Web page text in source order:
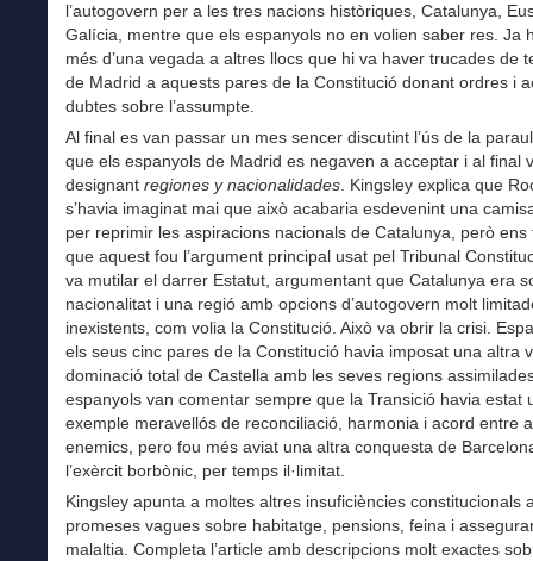
l’autogovern per a les tres nacions històriques, Catalunya,
Galícia, mentre que els espanyols no en volien saber res. Ja
més d’una vegada a altres llocs que hi va haver trucades de
de Madrid a aquests pares de la Constitució donant ordres i
dubtes sobre l’assumpte.
Al final es van passar un mes sencer discutint l’ús de la
que els espanyols de Madrid es negaven a acceptar i al final
designant regiones y nacionalidades . Kingsley explica que
s’havia imaginat mai que això acabaria esdevenint una
per reprimir les aspiracions nacionals de Catalunya, però ens
que aquest fou l’argument principal usat pel Tribunal
va mutilar el darrer Estatut, argumentant que Catalunya era
nacionalitat i una regió amb opcions d’autogovern molt
inexistents, com volia la Constitució. Això va obrir la crisi.
els seus cinc pares de la Constitució havia imposat una altra
dominació total de Castella amb les seves regions
espanyols van comentar sempre que la Transició havia estat
exemple meravellós de reconciliació, harmonia i acord entre
enemics, pero fou més aviat una altra conquesta de
l’exèrcit borbònic, per temps il·limitat.
Kingsley apunta a moltes altres insuficiències constitucionals
promeses vagues sobre habitatge, pensions, feina i
malaltia. Completa l’article amb descripcions molt exactes